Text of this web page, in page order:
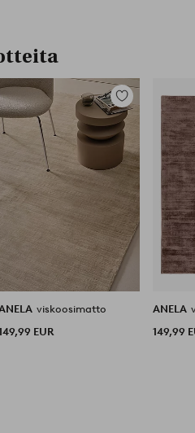
Lisää
suosikkeihin
viskoosimatto
EUR
ANELA
149,99